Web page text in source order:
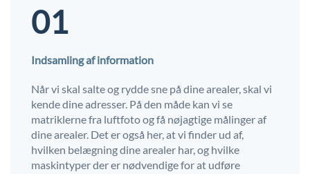
01
Indsamling af information
Når vi skal salte og rydde sne på dine arealer, skal vi
kende dine adresser. På den måde kan vi se
matriklerne fra luftfoto og få nøjagtige målinger af
dine arealer. Det er også her, at vi finder ud af,
hvilken belægning dine arealer har, og hvilke
maskintyper der er nødvendige for at udføre